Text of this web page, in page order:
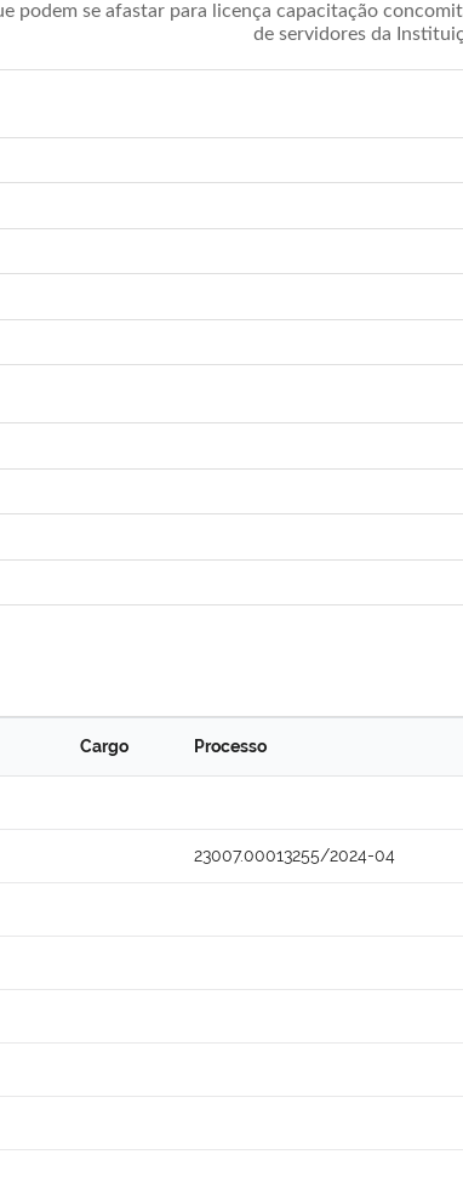
podem se afastar para licença capacitação
de servidores da
Cargo Processo
23007.00013255/2024-04